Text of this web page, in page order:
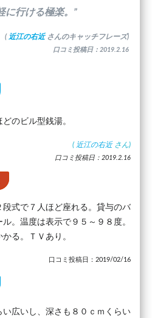
に行ける極楽。”
( 近江の右近 さんのキャッチフレーズ)
口コミ投稿日：2019.2.16
のビル型銭湯。
( 近江の右近 さん)
口コミ投稿日：2019.2.16
式で７人ほど座れる。貸与のバ
。温度は表示で９５～９８度。
る。ＴＶあり。
口コミ投稿日：2019/02/16
い広いし、深さも８０ｃｍくらい